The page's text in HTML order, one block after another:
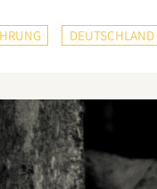
DEUTSCHLAND